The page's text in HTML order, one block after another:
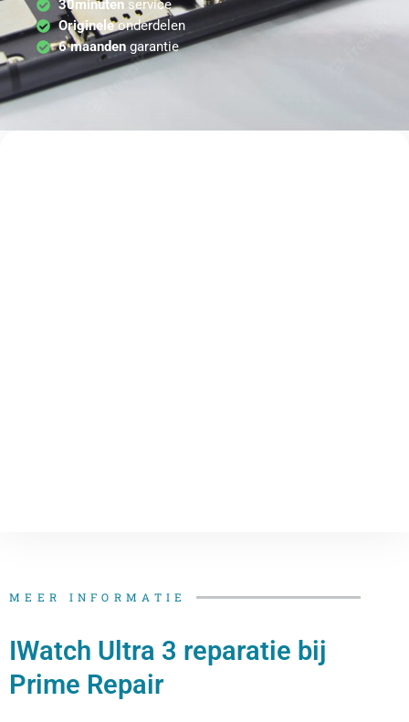
30minutenservice
Origineleonderdelen
6 maandengarantie
MEER INFORMATIE
IWatch Ultra 3 reparatie bij
Prime Repair